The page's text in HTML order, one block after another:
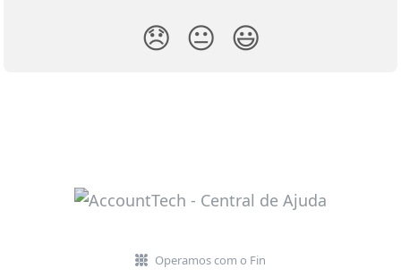
😞 😐 😃
Operamos com o Fin